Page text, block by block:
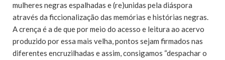
mulheres negras espalhadas e (re)unidas pela diáspora
através da ficcionalização das memórias e histórias negras.
A crença é a de que por meio do acesso e leitura ao acervo
produzido por essa mais velha, pontos sejam firmados nas
diferentes encruzilhadas e assim, consigamos “despachar o